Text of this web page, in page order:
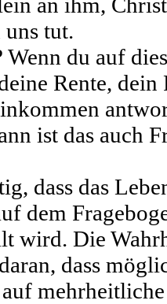
tut.
du auf
Rente,
ist das auch
dass das
dem
wird. Die
dass